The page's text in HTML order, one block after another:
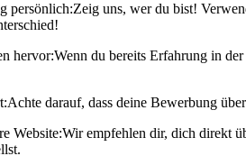
persönlich:Zeig uns, wer du bist!
hervor:Wenn du bereits Erfahrung in
Achte darauf, dass deine Bewerbung
Website:Wir empfehlen dir, dich direkt